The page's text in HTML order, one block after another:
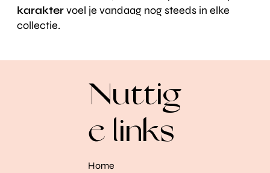
volledi
ge
karaktervoel je vandaag nog steeds in elke
collectie.
Nuttig
e links
Home